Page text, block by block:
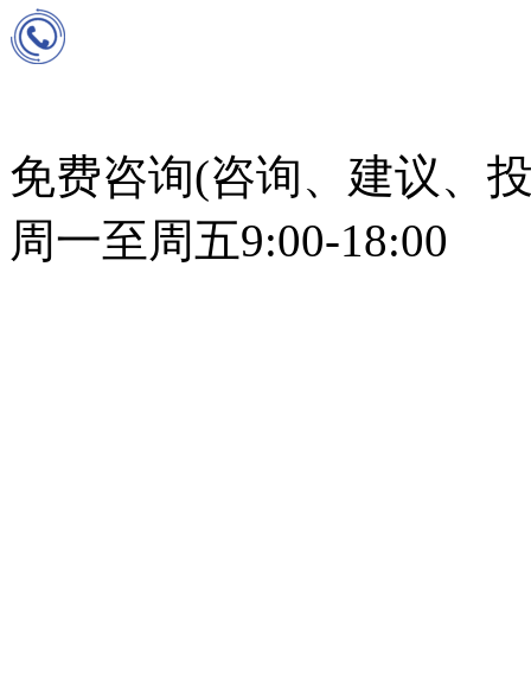
免费咨询(咨询、建议、
周一至周五9:00-18:00